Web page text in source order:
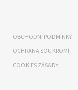
OBCHODNÍ PODMÍNKY
OCHRANA SOUKROMÍ
COOKIES ZÁSADY